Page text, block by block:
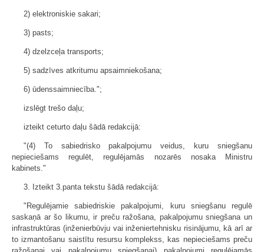
2) elektroniskie sakari;
3) pasts;
4) dzelzceļa transports;
5) sadzīves atkritumu apsaimniekošana;
6) ūdenssaimniecība.";
izslēgt trešo daļu;
izteikt ceturto daļu šādā redakcijā:
"(4) To sabiedrisko pakalpojumu veidus, kuru sniegšanu
nepieciešams regulēt, regulējamās nozarēs nosaka Ministru
kabinets."
3. Izteikt 3.panta tekstu šādā redakcijā:
"Regulējamie sabiedriskie pakalpojumi, kuru sniegšanu regulē
saskaņā ar šo likumu, ir preču ražošana, pakalpojumu sniegšana un
infrastruktūras (inženierbūvju vai inženiertehnisku risinājumu, kā arī ar
to izmantošanu saistītu resursu komplekss, kas nepieciešams preču